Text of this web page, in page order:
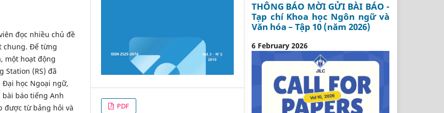
đọc nhiều chủ đề
chung. Để từng
một hoạt động
Station (RS) đã
học Ngoại ngữ,
bài báo tiếng Anh
được từ bảng hỏi và
PDF
THÔNG BÁO MỜI GỬI BÀI BÁO -
Tạp chí Khoa học Ngôn ngữ và
Văn hóa – Tập 10 (năm 2026)
6 February 2026